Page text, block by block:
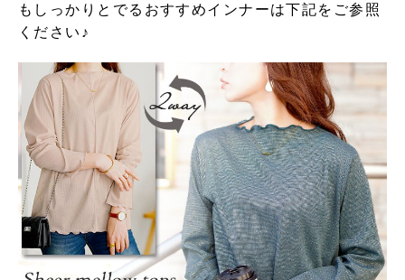
もしっかりとでるおすすめインナーは下記をご参照
ください♪